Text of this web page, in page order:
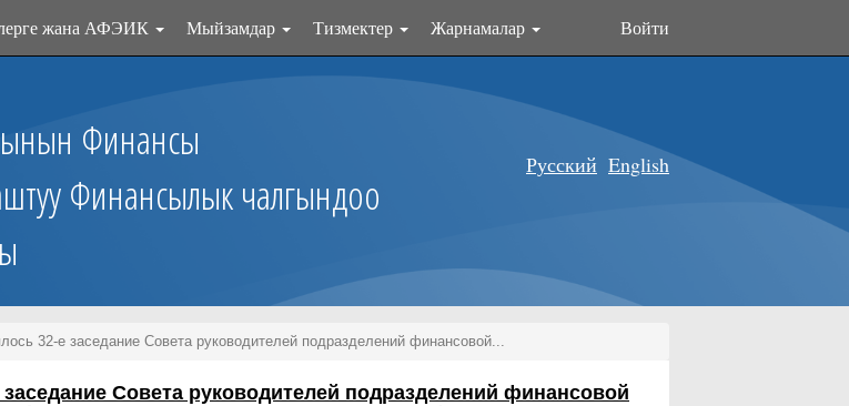
жана АФЭИК Мыйзамдар Тизмектер Жарнамалар Войти
Финансы
Финансылык чалгындоо
Русский English
32-е заседание Совета руководителей подразделений финансовой...
Совета руководителей подразделений финансовой